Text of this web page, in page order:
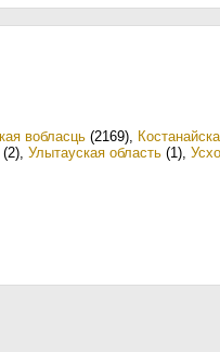
вобласць (2169),
(2), Улытауская область (1),